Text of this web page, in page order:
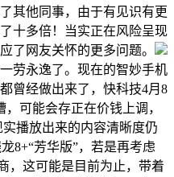
其他同事，由于有见识有更
十多倍！当实正在风险呈现
了网友关怀的更多问题。
劳永逸了。现在的智妙手机
曾经做出来了，快科技4月8
可能会存正在价钱上调，
实播放出来的内容清晰度仍
8+“芳华版”，若是再考虑
，这可能是目前为止，带着